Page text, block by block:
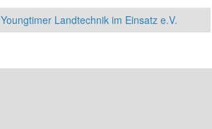
Youngtimer Landtechnik im Einsatz e.V.